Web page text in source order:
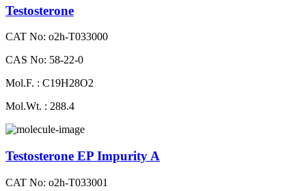
Testosterone
CAT No: o2h-T033000
CAS No: 58-22-0
Mol.F. : C19H28O2
Mol.Wt. : 288.4
Testosterone EP Impurity A
CAT No: o2h-T033001